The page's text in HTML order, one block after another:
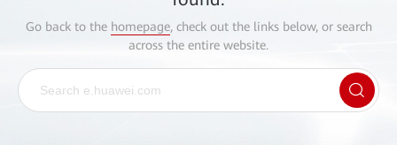
Go back to the homepage, check out the links below, or search
across the entire website.